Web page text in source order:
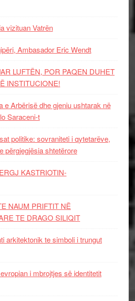
vizituan Vatrën
Ambasador Eric Wendt
LUFTËN, POR PAQEN DUHET
INSTITUCIONE!
e Arbërisë dhe gjeniu ushtarak në
Saraceni-t
politike: sovraniteti i qytetarëve,
përgjegjësia shtetërore
KASTRIOTIN-
NAUM PRIFTIT NË
TE DRAGO SILIQIT
arkitektonik te simboli i trungut
i mbrojtjes së identitetit